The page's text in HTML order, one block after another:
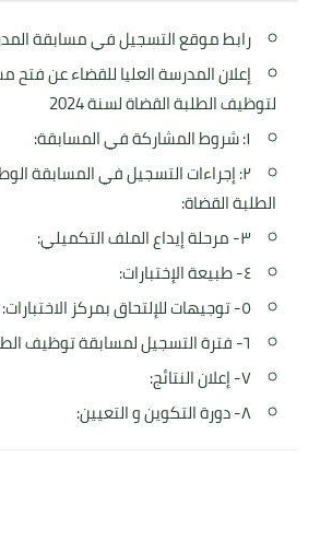
رابط موقع التسجيل في مسابقة
إعلان المدرسة العليا للقضاء عن
لتوظيف الطلبة القضاة لسنة 2024
١: شروط المشاركة في المسابقة:
٢: إجراءات التسجيل في المسابقة
الطلبة القضاة:
٣- مرحلة إيداع الملف التكميلي:
٤- طبيعة الإختبارات:
٥- توجيهات للإلتحاق بمركز الاختبارات:
٦- فترة التسجيل لمسابقة توظيف الطلبة القضاة:
٧- إعلان النتائج:
٨- دورة التكوين و التعيين: